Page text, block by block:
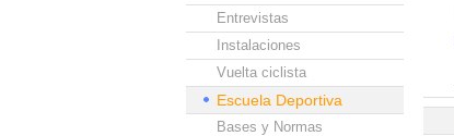
Entrevistas
Instalaciones
Vuelta ciclista
Escuela Deportiva
Bases y Normas